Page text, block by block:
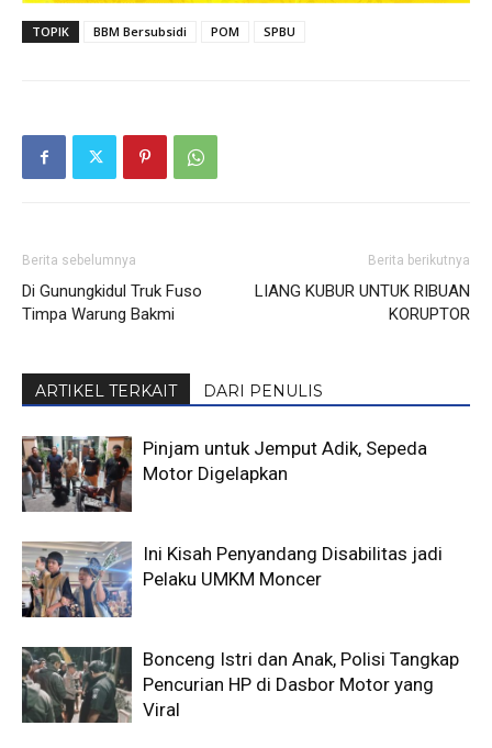
TOPIK BBM Bersubsidi POM SPBU
Berita sebelumnya
Di Gunungkidul Truk Fuso
Timpa Warung Bakmi
Berita berikutnya
LIANG KUBUR UNTUK RIBUAN
KORUPTOR
ARTIKEL TERKAIT DARI PENULIS
Pinjam untuk Jemput Adik, Sepeda
Motor Digelapkan
Ini Kisah Penyandang Disabilitas jadi
Pelaku UMKM Moncer
Bonceng Istri dan Anak, Polisi Tangkap
Pencurian HP di Dasbor Motor yang
Viral